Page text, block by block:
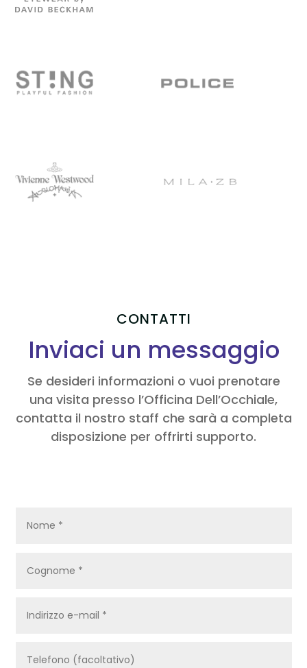
CONTATTI
Inviaci un messaggio
Se desideri informazioni o vuoi prenotare
una visita presso l’Officina Dell’Occhiale,
contatta il nostro staff che sarà a completa
disposizione per offrirti supporto.